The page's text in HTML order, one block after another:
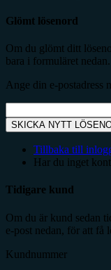
Glömt lösenord
Om du glömt ditt
bara i formuläret nedan.
Ange din e-postadress
SKICKA NYTT
Tillbaka till
Har du inget
Tidigare kund
Om du är kund sedan
e-post nedan, för att få
Kundnummer